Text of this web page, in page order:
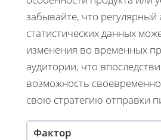
забывайте, что регулярный
статистических данных
изменения во временных
аудитории, что
возможность
свою стратегию отправки
Фактор